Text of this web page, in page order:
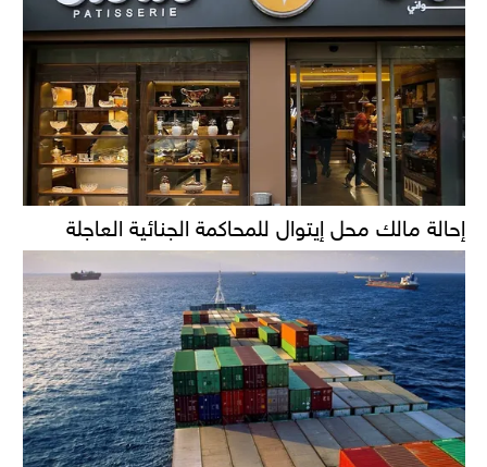
إحالة مالك محل إيتوال للمحاكمة الجنائية العاجلة